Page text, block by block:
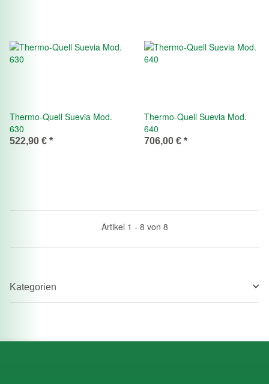
Thermo-Quell Suevia Mod.
630
522,90 € *
Thermo-Quell Suevia Mod.
640
706,00 € *
Artikel 1 - 8 von 8
Kategorien